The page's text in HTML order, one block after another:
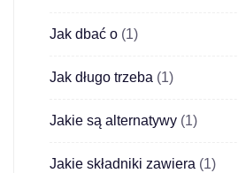
Jak dbać o (1)
Jak długo trzeba (1)
Jakie są alternatywy (1)
Jakie składniki zawiera (1)